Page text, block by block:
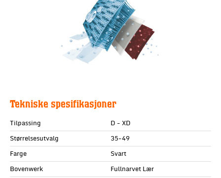
Tekniske spesifikasjoner
Tilpassing
D - XD
Størrelsesutvalg
35-49
Farge
Svart
Bovenwerk
Fullnarvet Lær